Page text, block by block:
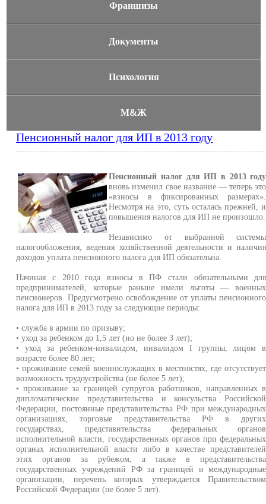
Франшизы
Документы
Психология
М&Ж
Пенсионный налог для ИП в 2013 году
Пенсионный налог для ИП в 2013 году
вновь изменил свое название — теперь это
«взносы в фиксированных размерах».
Несмотря на это, суть осталась прежней, и
повышения налогов для ИП не произошло.
Независимо от выбранной системы
налогообложения, ведения хозяйственной деятельности и наличия
доходов уплата пенсионного налога для ИП обязательна.
Начиная с 2010 года взносы в ПФ стали обязательными для
предпринимателей, которые раньше имели льготы — военных
пенсионеров. Предусмотрено освобождение от уплаты пенсионного
налога для ИП в 2013 году за следующие периоды:
• служба в армии по призыву;
• уход за ребенком до 1,5 лет (но не более 3 лет);
• уход за ребенком-инвалидом, инвалидом I группы, лицом в
возрасте более 80 лет;
• проживание семей военнослужащих в местностях, где отсутствует
возможность трудоустройства (не более 5 лет);
• проживание за границей супругов работников, направленных в
дипломатические представительства и консульства Российской
Федерации, постоянные представительства РФ при международных
организациях, торговые представительства РФ в других
государствах, представительства федеральных органов
исполнительной власти, государственных органов при федеральных
органах исполнительной власти либо в качестве представителей
этих органов за рубежом, а также в представительства
государственных учреждений РФ за границей и международные
организации, перечень которых утверждается Правительством
Российской Федерации (не более 5 лет).